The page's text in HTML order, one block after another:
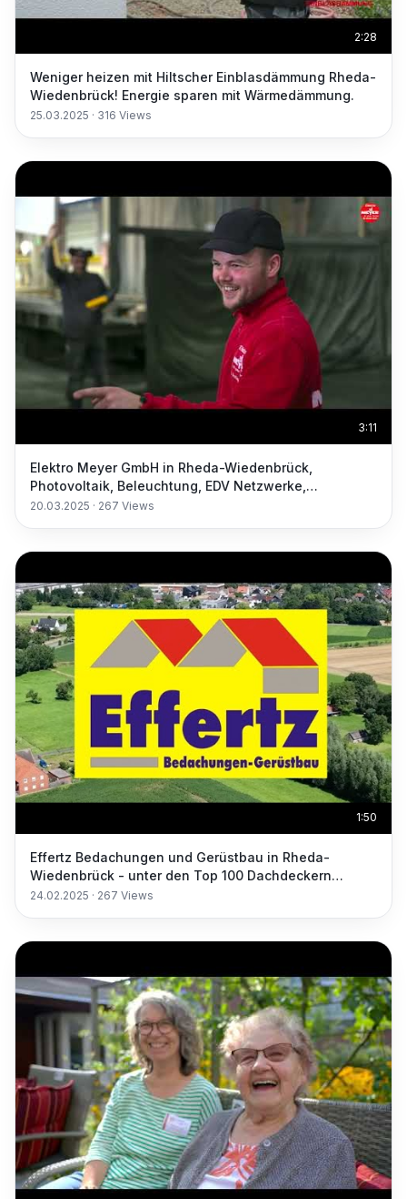
2:28
Weniger heizen mit Hiltscher Einblasdämmung Rheda-
Wiedenbrück! Energie sparen mit Wärmedämmung.
25.03.2025 · 316 Views
3:11
Elektro Meyer GmbH in Rheda-Wiedenbrück,
Photovoltaik, Beleuchtung, EDV Netzwerke,
Elektrogeräte
20.03.2025 · 267 Views
1:50
Effertz Bedachungen und Gerüstbau in Rheda-
Wiedenbrück - unter den Top 100 Dachdeckern
Deutschlands
24.02.2025 · 267 Views